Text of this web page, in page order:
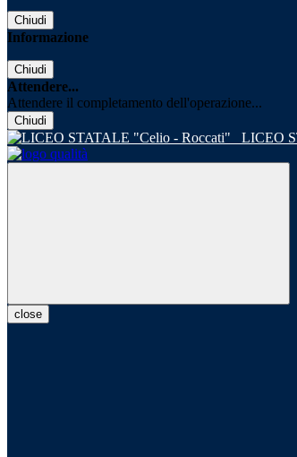
Chiudi
Informazione
Chiudi
Attendere...
Attendere il completamento dell'operazione...
Chiudi
LICEO
close